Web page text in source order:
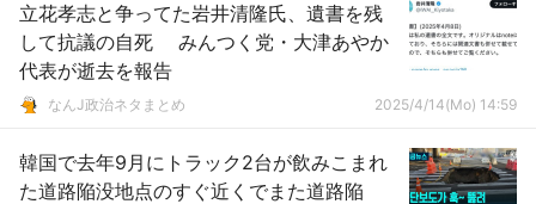
立花孝志と争ってた岩井清隆氏、遺書を残
して抗議の自死 みんつく党・大津あやか
代表が逝去を報告
なんJ政治ネタまとめ 2025/4/14(Mo) 14:59
韓国で去年9月にトラック2台が飲みこまれ
た道路陥没地点のすぐ近くでまた道路陥